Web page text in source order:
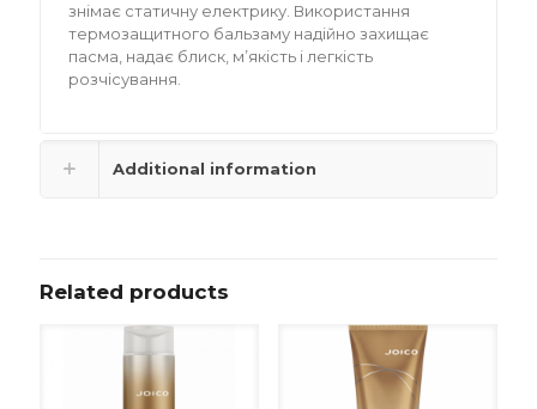
знімає статичну електрику. Використання
термозащитного бальзаму надійно захищає
пасма, надає блиск, м’якість і легкість
розчісування.
Additional information
Related products